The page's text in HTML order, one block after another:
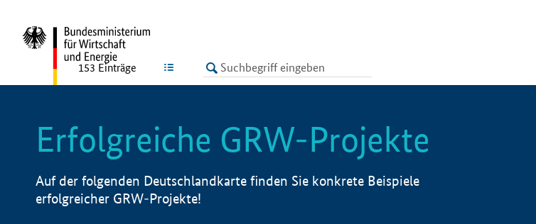
LISTE
153 Einträge
Erfolgreiche GRW-Projekte
Auf der folgenden Deutschlandkarte finden Sie konkrete Beispiele
erfolgreicher GRW-Projekte!